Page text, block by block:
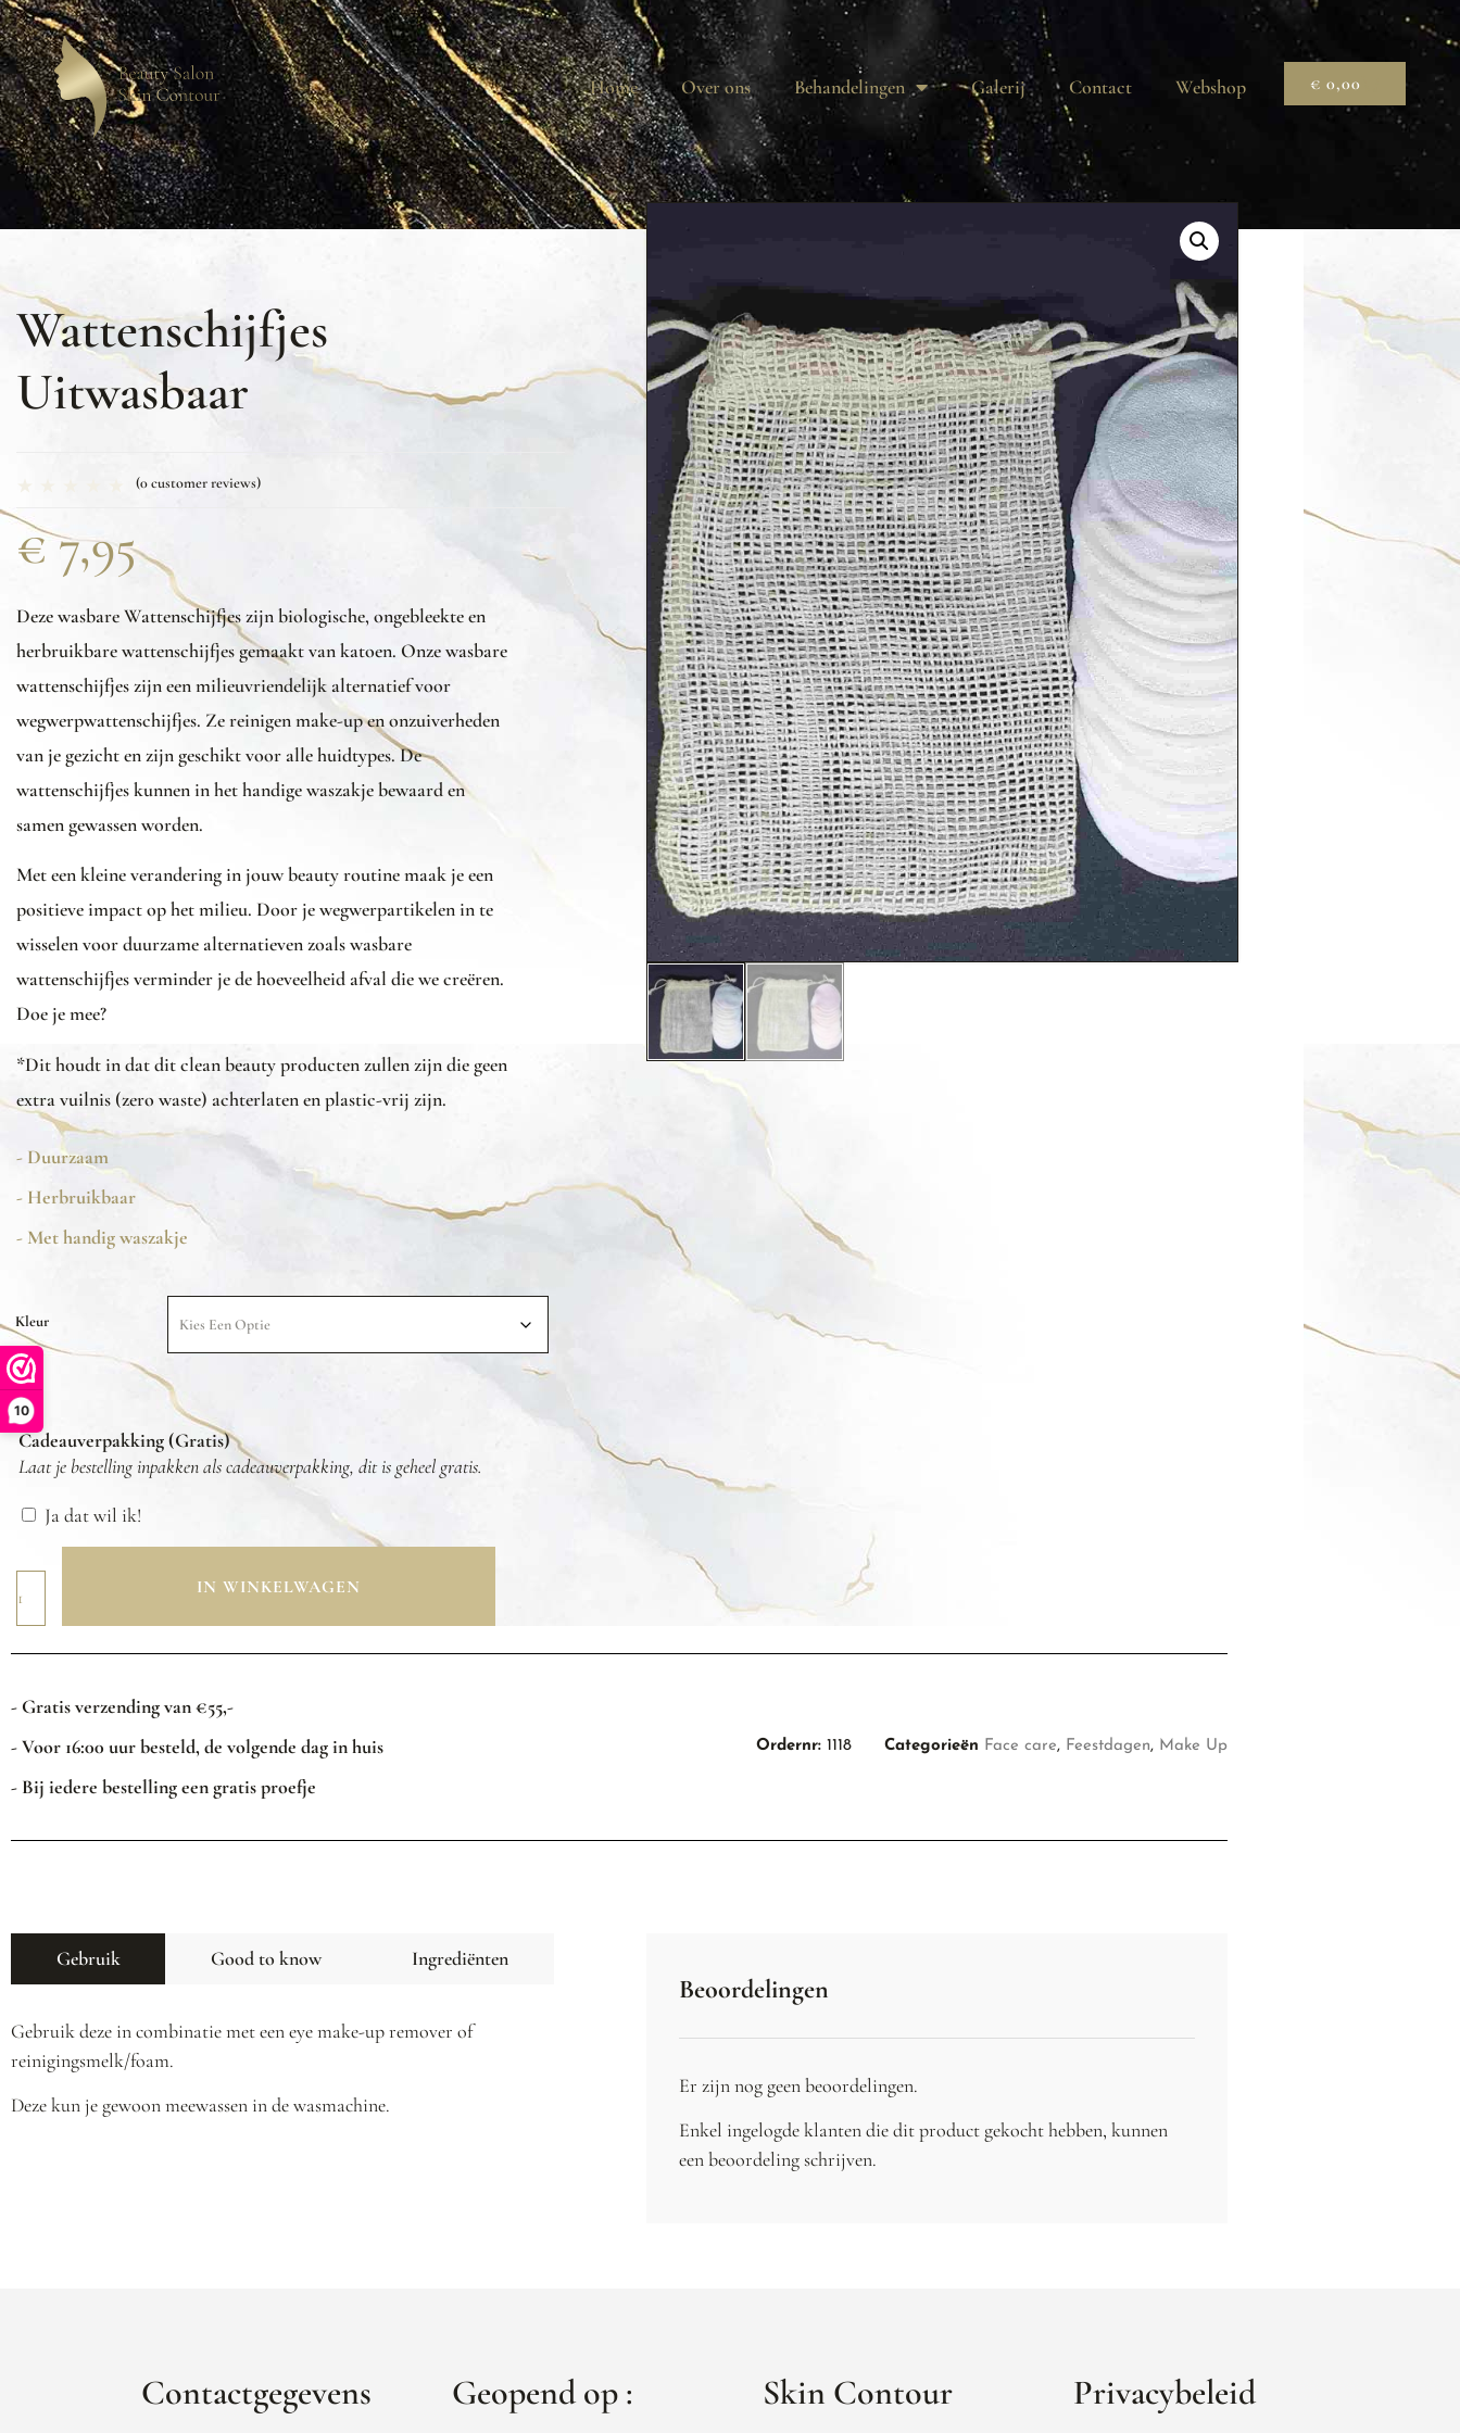
10
Home Over ons Behandelingen Galerij Contact Webshop € 0,00
Wattenschijfjes
Uitwasbaar
(0customer reviews)
€7,95
Deze wasbare Wattenschijfjes zijn biologische, ongebleekte en
herbruikbare wattenschijfjes gemaakt van katoen. Onze wasbare
wattenschijfjes zijn een milieuvriendelijk alternatief voor
wegwerpwattenschijfjes. Ze reinigen make-up en onzuiverheden
van je gezicht en zijn geschikt voor alle huidtypes. De
wattenschijfjes kunnen in het handige waszakje bewaard en
samen gewassen worden.
Met een kleine verandering in jouw beauty routine maak je een
positieve impact op het milieu. Door je wegwerpartikelen in te
wisselen voor duurzame alternatieven zoals wasbare
wattenschijfjes verminder je de hoeveelheid afval die we creëren.
Doe je mee?
*Dit houdt in dat dit clean beauty producten zullen zijn die geen
extra vuilnis (zero waste) achterlaten en plastic-vrij zijn.
- Duurzaam
- Herbruikbaar
- Met handig waszakje
Kleur
Cadeauverpakking (Gratis)
Laat je bestelling inpakken als cadeauverpakking, dit is geheel gratis.
Ja dat wil ik!
IN WINKELWAGEN
- Gratis verzending van €55,-
- Voor 16:00 uur besteld, de volgende dag in huis
- Bij iedere bestelling een gratis proefje
Ordernr: 1118 Categorieën Face care, Feestdagen, Make Up
Gebruik Good to know Ingrediënten
Gebruik deze in combinatie met een eye make-up remover of
reinigingsmelk/foam.
Deze kun je gewoon meewassen in de wasmachine.
Beoordelingen
Er zijn nog geen beoordelingen.
Enkel ingelogde klanten die dit product gekocht hebben, kunnen
een beoordeling schrijven.
Contactgegevens Geopend op : Skin Contour Privacybeleid